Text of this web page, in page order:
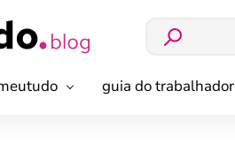
guia do trabalhador